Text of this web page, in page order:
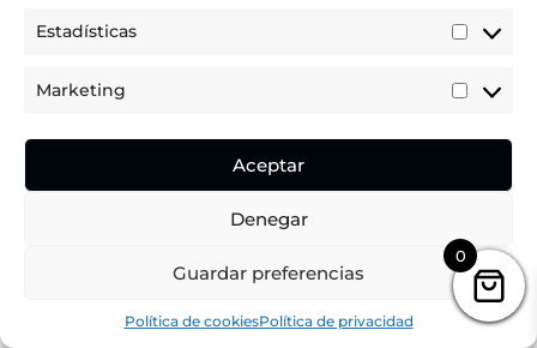
Estadísticas
Marketing
Aceptar
Denegar
Guardar preferencias
Política de cookiesPolítica de privacidad
0